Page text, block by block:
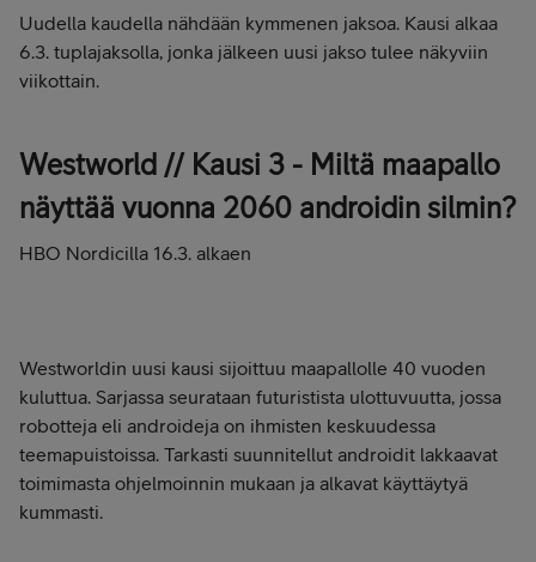
Uudella kaudella nähdään kymmenen jaksoa. Kausi alkaa
6.3. tuplajaksolla, jonka jälkeen uusi jakso tulee näkyviin
viikottain.
Westworld // Kausi 3 - Miltä maapallo
näyttää vuonna 2060 androidin silmin?
HBO Nordicilla 16.3. alkaen
Westworldin uusi kausi sijoittuu maapallolle 40 vuoden
kuluttua. Sarjassa seurataan futuristista ulottuvuutta, jossa
robotteja eli androideja on ihmisten keskuudessa
teemapuistoissa. Tarkasti suunnitellut androidit lakkaavat
toimimasta ohjelmoinnin mukaan ja alkavat käyttäytyä
kummasti.